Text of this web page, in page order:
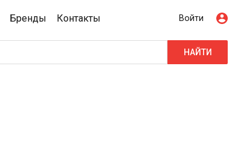
Бренды Контакты Войти
НАЙТИ